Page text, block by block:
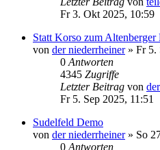
Fr 3. Okt 2025, 10:59
Statt Korso zum Altenberger
von der niederrheiner» Fr 5.
0 Antworten
4345 Zugriffe
Letzter Beitrag von
Fr 5. Sep 2025, 11:51
Sudelfeld Demo
von der niederrheiner» So
0 Antworten